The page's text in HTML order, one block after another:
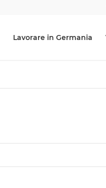
Lavorare in Germania